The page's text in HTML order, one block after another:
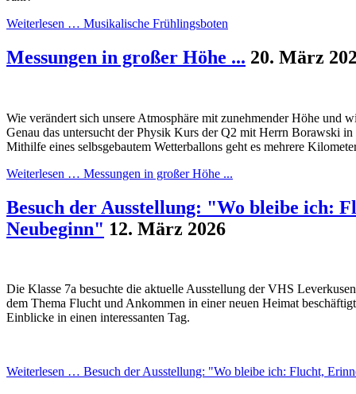
Weiterlesen … Musikalische Frühlingsboten
Messungen in großer Höhe ... 20. März
Wie verändert sich unsere Atmosphäre mit zunehmender Höhe und
Genau das untersucht der Physik Kurs der Q2 mit Herrn Borawski in
Mithilfe eines selbsgebautem Wetterballons geht es mehrere
Weiterlesen … Messungen in großer Höhe ...
Besuch der Ausstellung: "Wo bleibe ich:
Neubeginn" 12. März 2026
Die Klasse 7a besuchte die aktuelle Ausstellung der VHS
dem Thema Flucht und Ankommen in einer neuen Heimat
Einblicke in einen interessanten Tag.
Weiterlesen … Besuch der Ausstellung: "Wo bleibe ich: Flucht,